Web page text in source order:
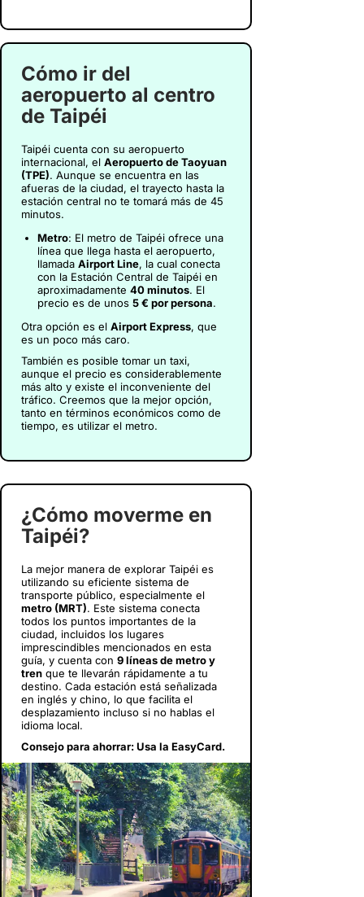
Cómo ir del
aeropuerto al centro
de Taipéi
Taipéi cuenta con su aeropuerto
internacional, el Aeropuerto de Taoyuan
(TPE). Aunque se encuentra en las
afueras de la ciudad, el trayecto hasta la
estación central no te tomará más de 45
minutos.
Metro: El metro de Taipéi ofrece una
línea que llega hasta el aeropuerto,
llamada Airport Line, la cual conecta
con la Estación Central de Taipéi en
aproximadamente 40 minutos. El
precio es de unos 5 € por persona.
Otra opción es el Airport Express, que
es un poco más caro.
También es posible tomar un taxi,
aunque el precio es considerablemente
más alto y existe el inconveniente del
tráfico. Creemos que la mejor opción,
tanto en términos económicos como de
tiempo, es utilizar el metro.
¿Cómo moverme en
Taipéi?
La mejor manera de explorar Taipéi es
utilizando su eficiente sistema de
transporte público, especialmente el
metro (MRT). Este sistema conecta
todos los puntos importantes de la
ciudad, incluidos los lugares
imprescindibles mencionados en esta
guía, y cuenta con 9 líneas de metro y
tren que te llevarán rápidamente a tu
destino. Cada estación está señalizada
en inglés y chino, lo que facilita el
desplazamiento incluso si no hablas el
idioma local.
Consejo para ahorrar: Usa la EasyCard.